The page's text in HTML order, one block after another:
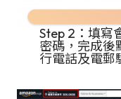
Step 2：填寫
密碼，完成後
行電話及電郵